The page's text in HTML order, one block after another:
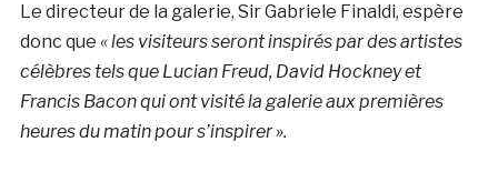
Le directeur de la galerie, Sir Gabriele Finaldi, espère
donc que « les visiteurs seront inspirés par des artistes
célèbres tels que Lucian Freud, David Hockney et
Francis Bacon qui ont visité la galerie aux premières
heures du matin pour s’inspirer ».